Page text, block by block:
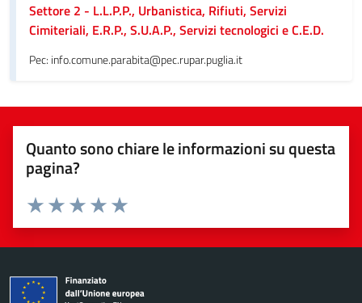
Settore 2 - L.L.P.P., Urbanistica, Rifiuti, Servizi
Cimiteriali, E.R.P., S.U.A.P., Servizi tecnologici e C.E.D.
Pec: info.comune.parabita@pec.rupar.puglia.it
Quanto sono chiare le informazioni su questa
pagina?
Valuta da 1 a 5 stelle la pagina
Valuta 5 stelle su 5
Valuta 4 stelle su 5
Valuta 3 stelle su 5
Valuta 2 stelle su 5
Valuta 1 stelle su 5